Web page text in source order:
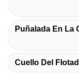
Puñalada En La
Cuello Del